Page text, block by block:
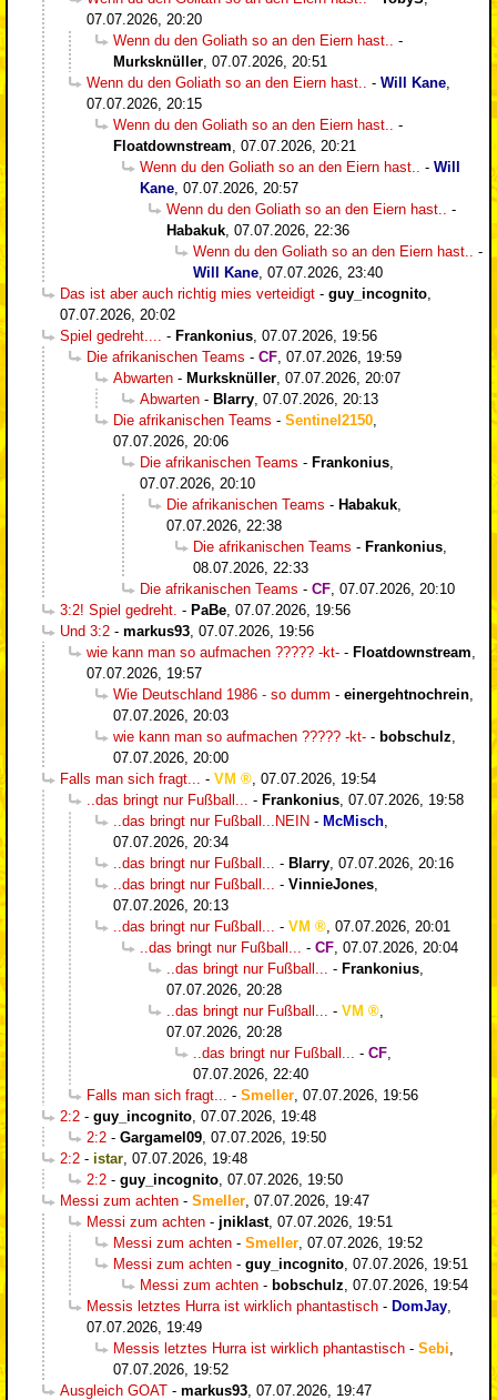
07.07.2026, 20:20
Wenn du den Goliath so an den Eiern hast..
-
Murksknüller 07.07.2026, 20:51
Wenn du den Goliath so an den Eiern hast..
- Will Kane
07.07.2026, 20:15
Wenn du den Goliath so an den Eiern hast..
-
Floatdownstream 07.07.2026, 20:21
Wenn du den Goliath so an den Eiern hast..
- Will
Kane 07.07.2026, 20:57
Wenn du den Goliath so an den Eiern hast..
-
Habakuk 07.07.2026, 22:36
Wenn du den Goliath so an den Eiern hast..
-
Will Kane 07.07.2026, 23:40
Das ist aber auch richtig mies verteidigt - guy_incognito
07.07.2026, 20:02
Spiel gedreht....
- Frankonius 07.07.2026, 19:56
Die afrikanischen Teams - CF 07.07.2026, 19:59
Abwarten - Murksknüller 07.07.2026, 20:07
Abwarten - Blarry 07.07.2026, 20:13
Die afrikanischen Teams - Sentinel2150
07.07.2026, 20:06
Die afrikanischen Teams - Frankonius
07.07.2026, 20:10
Die afrikanischen Teams - Habakuk
07.07.2026, 22:38
Die afrikanischen Teams - Frankonius
08.07.2026, 22:33
Die afrikanischen Teams - CF 07.07.2026, 20:10
3:2! Spiel gedreht. - PaBe 07.07.2026, 19:56
Und 3:2 - markus93 07.07.2026, 19:56
wie kann man so aufmachen ????? -kt- - Floatdownstream
07.07.2026, 19:57
Wie Deutschland 1986 - so dumm - einergehtnochrein
07.07.2026, 20:03
wie kann man so aufmachen ????? -kt- - bobschulz
07.07.2026, 20:00
Falls man sich fragt...
- VM
07.07.2026, 19:54
..das bringt nur Fußball...
- Frankonius 07.07.2026, 19:58
..das bringt nur Fußball...NEIN - McMisch
07.07.2026, 20:34
..das bringt nur Fußball...
- Blarry 07.07.2026, 20:16
..das bringt nur Fußball...
- VinnieJones
07.07.2026, 20:13
..das bringt nur Fußball...
- VM
07.07.2026, 20:01
..das bringt nur Fußball...
- CF 07.07.2026, 20:04
..das bringt nur Fußball...
- Frankonius
07.07.2026, 20:28
..das bringt nur Fußball...
- VM
07.07.2026, 20:28
..das bringt nur Fußball...
- CF
07.07.2026, 22:40
Falls man sich fragt...
- Smeller 07.07.2026, 19:56
2:2 - guy_incognito 07.07.2026, 19:48
2:2 - Gargamel09 07.07.2026, 19:50
2:2 - istar 07.07.2026, 19:48
2:2 - guy_incognito 07.07.2026, 19:50
Messi zum achten - Smeller 07.07.2026, 19:47
Messi zum achten - jniklast, 07.07.2026, 19:51
Messi zum achten - Smeller 07.07.2026, 19:52
Messi zum achten - guy_incognito 07.07.2026, 19:51
Messi zum achten - bobschulz 07.07.2026, 19:54
Messis letztes Hurra ist wirklich phantastisch - DomJay
07.07.2026, 19:49
Messis letztes Hurra ist wirklich phantastisch - Sebi
07.07.2026, 19:52
Ausgleich GOAT - markus93 07.07.2026, 19:47